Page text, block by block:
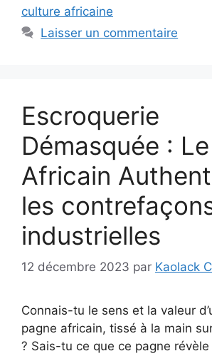
culture africaine
Laisser un commentaire
Escroquerie
Démasquée :
Africain
les
industrielles
12 décembre 2023 par Kaolack
Connais-tu le sens et la valeur
pagne africain, tissé à la main
? Sais-tu ce que ce pagne